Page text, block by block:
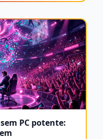
PC potente: